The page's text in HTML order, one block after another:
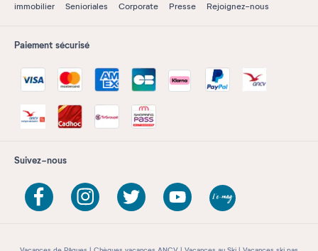
immobilier
Senioriales Corporate Presse Rejoignez-nous
Paiement sécurisé
Suivez-nous